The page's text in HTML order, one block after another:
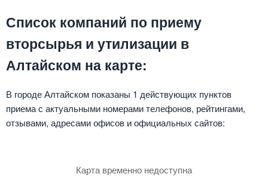
Список компаний по приему
вторсырья и утилизации в
Алтайском на карте:
В городе Алтайском показаны 1 действующих пунктов
приема с актуальными номерами телефонов, рейтингами,
отзывами, адресами офисов и официальных сайтов:
Карта временно недоступна